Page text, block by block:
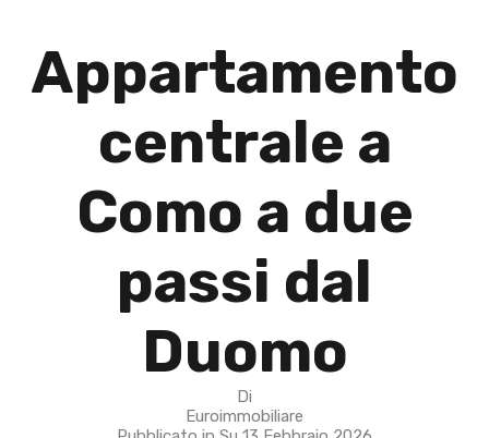
Appartamento
centrale a
Como a due
passi dal
Duomo
Di
Euroimmobiliare